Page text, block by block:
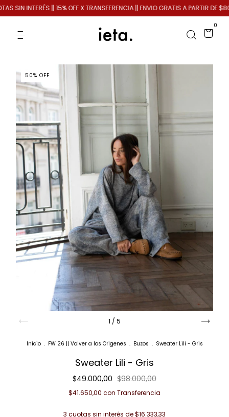
INTERÉS || 15% OFF X TRANSFERENCIA || ENVIO GRATIS A PARTIR DE
0
50% OFF
1 / 5
Inicio . FW 26 || Volver a los Origenes . Buzos . Sweater Lili - Gris
Sweater Lili - Gris
$49.000,00 $98.000,00
$41.650,00 con Transferencia
3 cuotas sin interés de$16.333,33